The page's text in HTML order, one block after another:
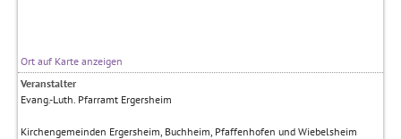
Ort auf Karte anzeigen
Veranstalter
Evang.-Luth. Pfarramt Ergersheim
Kirchengemeinden Ergersheim, Buchheim, Pfaffenhofen und Wiebelsheim